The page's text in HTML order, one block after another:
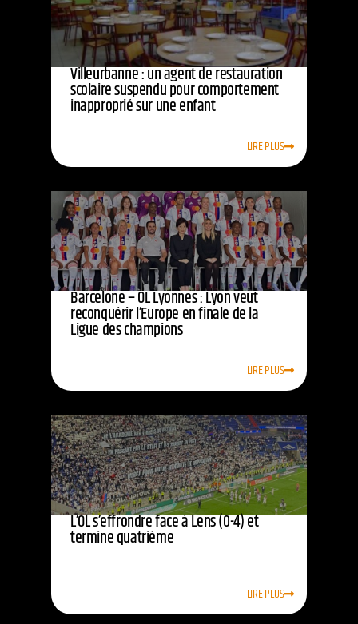
Villeurbanne : un agent de restauration
scolaire suspendu pour comportement
inapproprié sur une enfant
LIRE PLUS
Barcelone – OL Lyonnes : Lyon veut
reconquérir l’Europe en finale de la
Ligue des champions
LIRE PLUS
L’OL s’effrondre face à Lens (0-4) et
termine quatrième
LIRE PLUS